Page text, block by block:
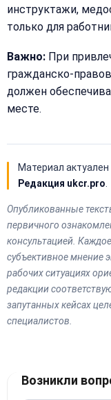
инструктажи,
только для
Важно: При
гражданско-
должен
месте.
Материал актуален
Редакция ukcr.pro
Опубликованные
первичного
консультацией.
субъективное мнение
рабочих ситуациях
редакции
запутанных кейсах
специалистов.
Возникли